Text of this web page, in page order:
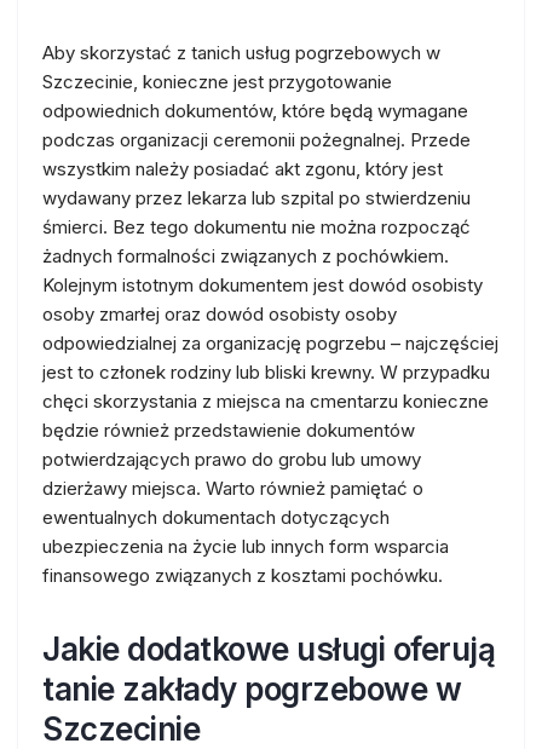
Aby skorzystać z tanich usług pogrzebowych w
Szczecinie, konieczne jest przygotowanie
odpowiednich dokumentów, które będą wymagane
podczas organizacji ceremonii pożegnalnej. Przede
wszystkim należy posiadać akt zgonu, który jest
wydawany przez lekarza lub szpital po stwierdzeniu
śmierci. Bez tego dokumentu nie można rozpocząć
żadnych formalności związanych z pochówkiem.
Kolejnym istotnym dokumentem jest dowód osobisty
osoby zmarłej oraz dowód osobisty osoby
odpowiedzialnej za organizację pogrzebu – najczęściej
jest to członek rodziny lub bliski krewny. W przypadku
chęci skorzystania z miejsca na cmentarzu konieczne
będzie również przedstawienie dokumentów
potwierdzających prawo do grobu lub umowy
dzierżawy miejsca. Warto również pamiętać o
ewentualnych dokumentach dotyczących
ubezpieczenia na życie lub innych form wsparcia
finansowego związanych z kosztami pochówku.
Jakie dodatkowe usługi oferują
tanie zakłady pogrzebowe w
Szczecinie